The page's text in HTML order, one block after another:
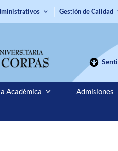
Gestión de Calidad
Académica Admisiones